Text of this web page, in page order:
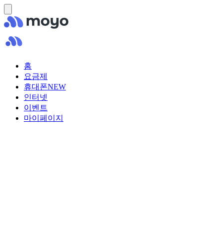
홈
요금제
휴대폰NEW
인터넷
이벤트
마이페이지